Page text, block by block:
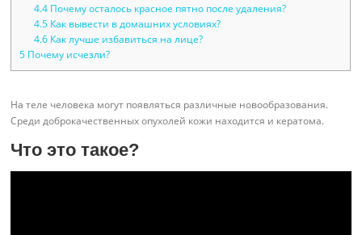
4.4Почему осталось красное пятно после удаления?
4.5Как вывести в домашних условиях?
4.6Как лучше избавиться на лице?
5 Почему исчезли?
На теле человека могут появляться различные новообразования.
Среди доброкачественных опухолей кожи находится и кератома.
Что это такое?